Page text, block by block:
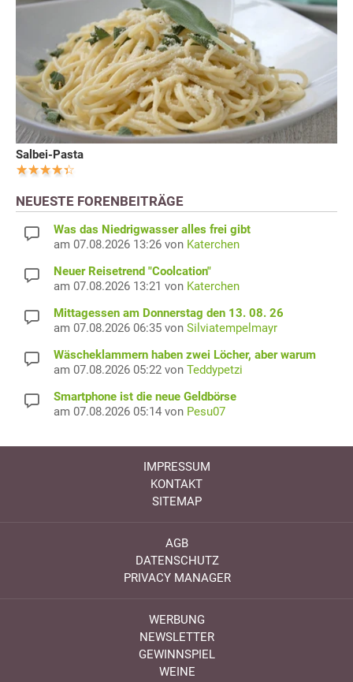
Salbei-Pasta
NEUESTE FORENBEITRÄGE
Was das Niedrigwasser alles frei gibt
am 07.08.2026 13:26 von Katerchen
Neuer Reisetrend "Coolcation"
am 07.08.2026 13:21 von Katerchen
Mittagessen am Donnerstag den 13. 08. 26
am 07.08.2026 06:35 von Silviatempelmayr
Wäscheklammern haben zwei Löcher, aber warum
am 07.08.2026 05:22 von Teddypetzi
Smartphone ist die neue Geldbörse
am 07.08.2026 05:14 von Pesu07
IMPRESSUM
KONTAKT
SITEMAP
AGB
DATENSCHUTZ
PRIVACY MANAGER
WERBUNG
NEWSLETTER
GEWINNSPIEL
WEINE